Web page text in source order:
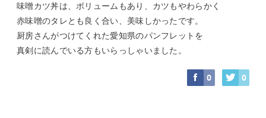
味噌カツ丼は、ボリュームもあり、カツもやわらかく
赤味噌のタレとも良く合い、美味しかったです。
厨房さんがつけてくれた愛知県のパンフレットを
真剣に読んでいる方もいらっしゃいました。
0 0